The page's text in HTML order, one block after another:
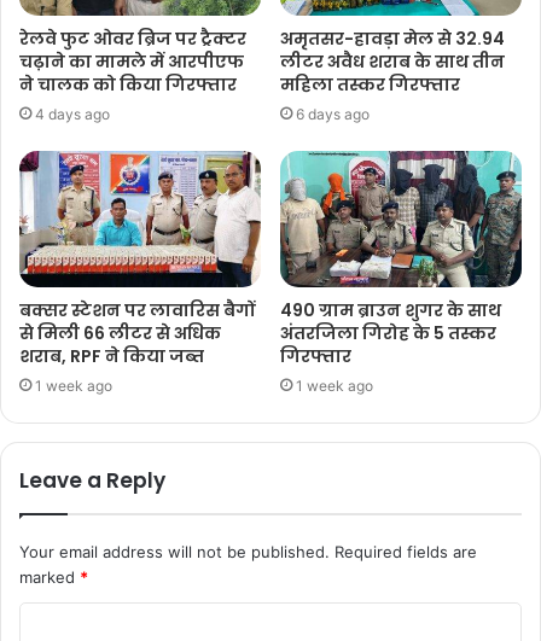
रेलवे फुट ओवर ब्रिज पर ट्रैक्टर
चढ़ाने का मामले में आरपीएफ
ने चालक को किया गिरफ्तार
4 days ago
अमृतसर-हावड़ा मेल से 32.94
लीटर अवैध शराब के साथ तीन
महिला तस्कर गिरफ्तार
6 days ago
बक्सर स्टेशन पर लावारिस बैगों
से मिली 66 लीटर से अधिक
शराब, RPF ने किया जब्त
1 week ago
490 ग्राम ब्राउन शुगर के साथ
अंतरजिला गिरोह के 5 तस्कर
गिरफ्तार
1 week ago
Leave a Reply
Your email address will not be published. Required fields are
marked *